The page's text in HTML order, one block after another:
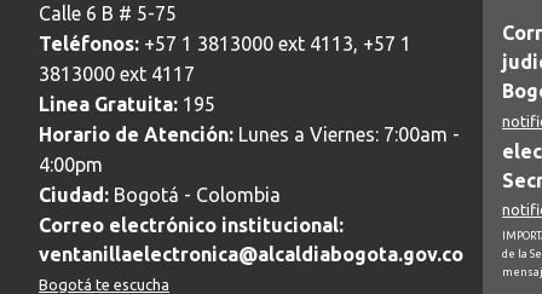
Calle 6 B # 5-75
Teléfonos: +57 1 3813000 ext 4113, +57 1
3813000 ext 4117
Linea Gratuita: 195
Horario de Atención: Lunes a Viernes: 7:00am -
4:00pm
Ciudad: Bogotá - Colombia
Correo electrónico institucional:
ventanillaelectronica@alcaldiabogota.gov.co
Bogotá te escucha
de la